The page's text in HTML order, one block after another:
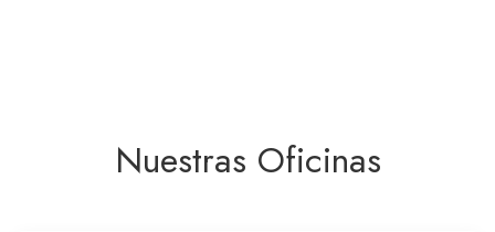
Nuestras Oficinas